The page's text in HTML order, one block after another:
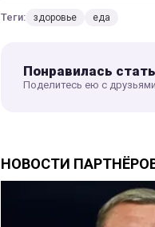
Теги: здоровье еда
Понравилась
Поделитесь ею с друзьями